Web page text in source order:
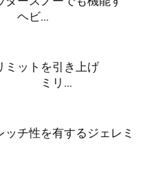
...
ミットを引き上げ
リ...
ッチ性を有するジェレミ